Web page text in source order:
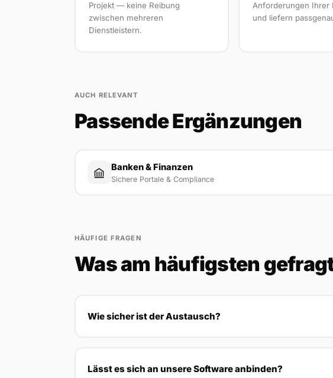
Projekt — keine Reibung
zwischen mehreren
Dienstleistern.
Anforderungen Ihrer
und liefern
AUCH RELEVANT
Passende Ergänzungen
Banken & Finanzen
Sichere Portale & Compliance
HÄUFIGE FRAGEN
Was am häufigsten
Wie sicher ist der Austausch?
Lässt es sich an unsere Software anbinden?